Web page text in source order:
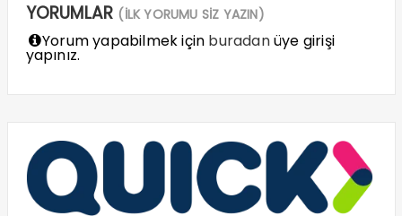
YORUMLAR (İLK YORUMU SİZ YAZIN)
Yorum yapabilmek için buradanüye girişi
yapınız.